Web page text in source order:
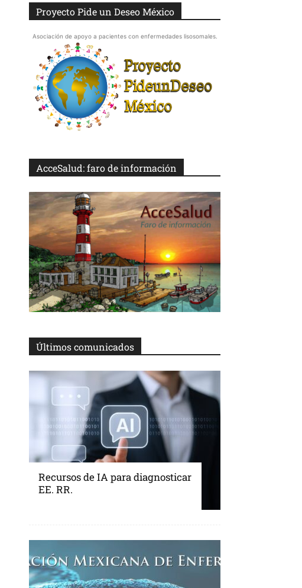
Proyecto Pide un Deseo México
Asociación de apoyo a pacientes con enfermedades lisosomales.
AcceSalud: faro de información
Últimos comunicados
Recursos de IA para diagnosticar
EE. RR.